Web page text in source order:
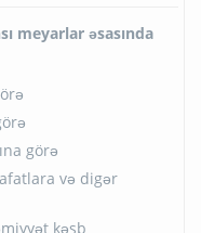
meyarlar əsasında
görə
və digər
kəsb